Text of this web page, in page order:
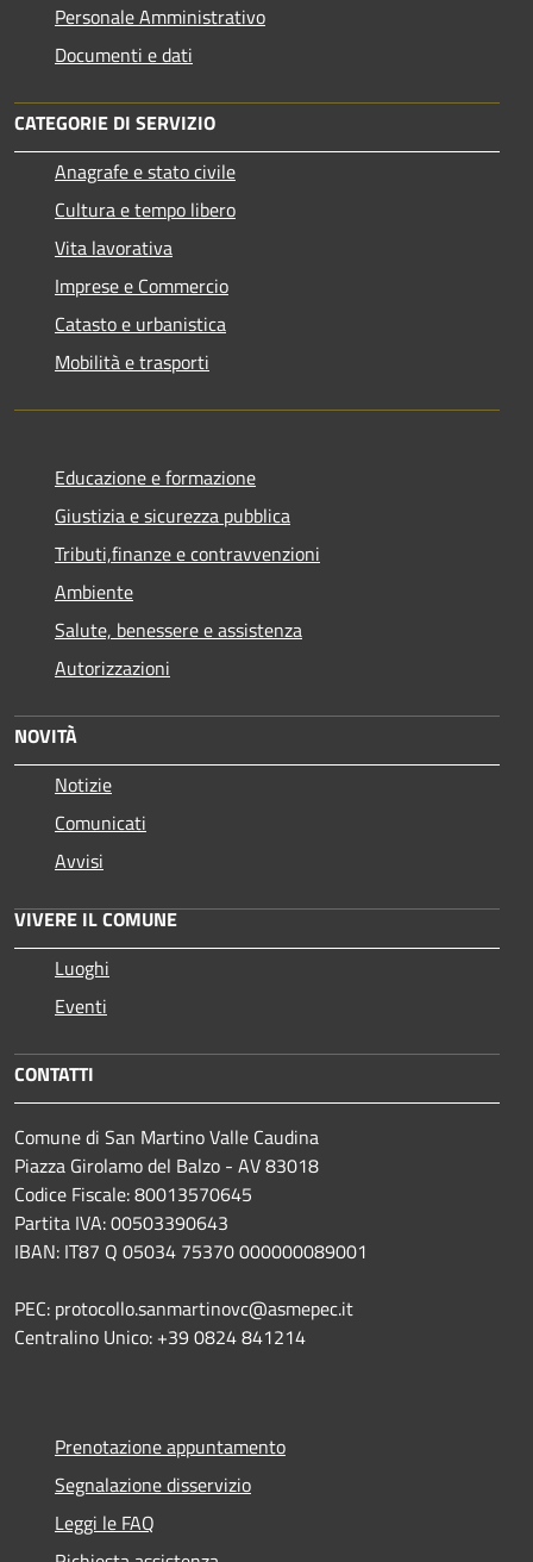
Personale Amministrativo
Documenti e dati
CATEGORIE DI SERVIZIO
Anagrafe e stato civile
Cultura e tempo libero
Vita lavorativa
Imprese e Commercio
Catasto e urbanistica
Mobilità e trasporti
Educazione e formazione
Giustizia e sicurezza pubblica
Tributi,finanze e contravvenzioni
Ambiente
Salute, benessere e assistenza
Autorizzazioni
NOVITÀ
Notizie
Comunicati
Avvisi
VIVERE IL COMUNE
Luoghi
Eventi
CONTATTI
Comune di San Martino Valle Caudina
Piazza Girolamo del Balzo - AV 83018
Codice Fiscale: 80013570645
Partita IVA: 00503390643
IBAN: IT87 Q 05034 75370 000000089001
PEC: protocollo.sanmartinovc@asmepec.it
Centralino Unico: +39 0824 841214
Prenotazione appuntamento
Segnalazione disservizio
Leggi le FAQ